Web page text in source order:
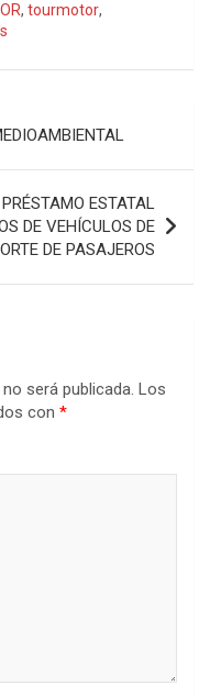
, tourmotor,
ESTATAL
DE VEHÍCULOS DE
DE PASAJEROS
será publicada. Los
con *